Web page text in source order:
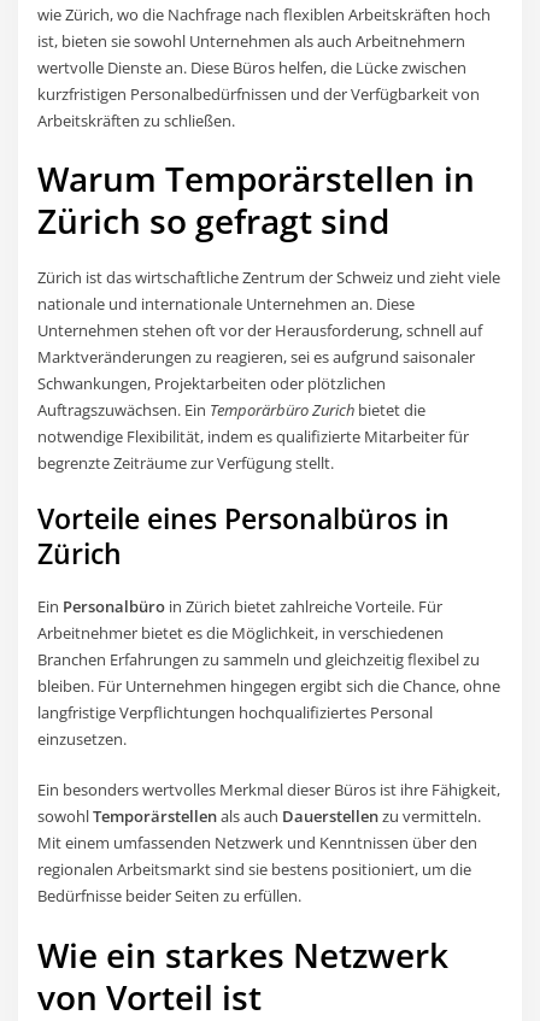
wie Zürich, wo die Nachfrage nach flexiblen Arbeitskräften hoch
ist, bieten sie sowohl Unternehmen als auch Arbeitnehmern
wertvolle Dienste an. Diese Büros helfen, die Lücke zwischen
kurzfristigen Personalbedürfnissen und der Verfügbarkeit von
Arbeitskräften zu schließen.
Warum Temporärstellen in
Zürich so gefragt sind
Zürich ist das wirtschaftliche Zentrum der Schweiz und zieht viele
nationale und internationale Unternehmen an. Diese
Unternehmen stehen oft vor der Herausforderung, schnell auf
Marktveränderungen zu reagieren, sei es aufgrund saisonaler
Schwankungen, Projektarbeiten oder plötzlichen
Auftragszuwächsen. Ein Temporärbüro Zurich bietet die
notwendige Flexibilität, indem es qualifizierte Mitarbeiter für
begrenzte Zeiträume zur Verfügung stellt.
Vorteile eines Personalbüros in
Zürich
Ein Personalbüro in Zürich bietet zahlreiche Vorteile. Für
Arbeitnehmer bietet es die Möglichkeit, in verschiedenen
Branchen Erfahrungen zu sammeln und gleichzeitig flexibel zu
bleiben. Für Unternehmen hingegen ergibt sich die Chance, ohne
langfristige Verpflichtungen hochqualifiziertes Personal
einzusetzen.
Ein besonders wertvolles Merkmal dieser Büros ist ihre Fähigkeit,
sowohlTemporärstellenals auch Dauerstellenzu vermitteln.
Mit einem umfassenden Netzwerk und Kenntnissen über den
regionalen Arbeitsmarkt sind sie bestens positioniert, um die
Bedürfnisse beider Seiten zu erfüllen.
Wie ein starkes Netzwerk
von Vorteil ist